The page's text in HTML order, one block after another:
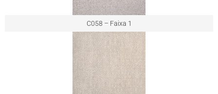
C058 – Faixa 1